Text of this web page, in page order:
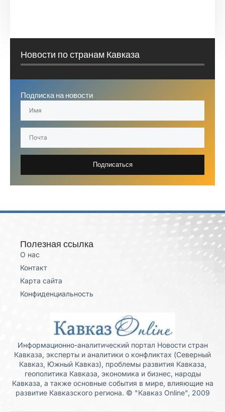
Новости по странам Кавказа
Подписка на новости
Подписаться
Полезная ссылка
О нас
Контакт
Карта сайта
Конфиденциальность
Информационно-аналитический портал Новости стран
Кавказа, эксперты и аналитики о конфликтах (Северный
Кавказ, Южный Кавказ), проблемы развития Кавказа,
геополитика Кавказа, экономика и бизнес, народы
Кавказа, а также основные события в мире, влияющие на
развитие Кавказского региона. © "Кавказ Online", 2009